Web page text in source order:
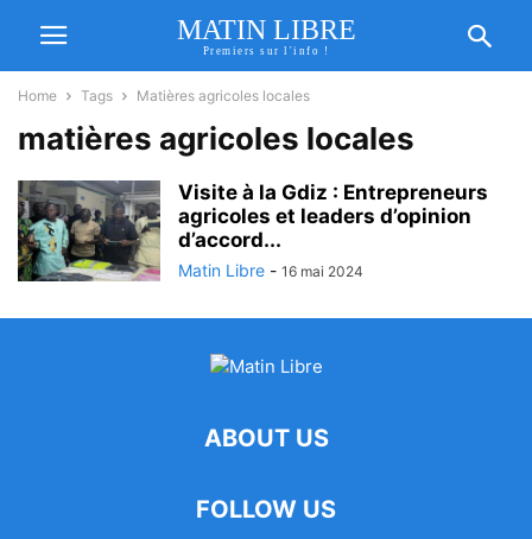
MATIN LIBRE
Premiers sur l'info !
Home Tags Matières agricoles locales
matières agricoles locales
Visite à la Gdiz : Entrepreneurs
agricoles et leaders d’opinion
d’accord...
Matin Libre - 16 mai 2024
ABOUT US
FOLLOW US